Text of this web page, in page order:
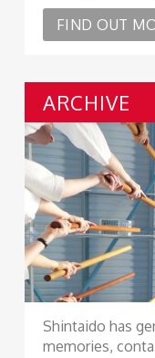
FIND OUT
ARCHIVE
Shintaido has
memories,